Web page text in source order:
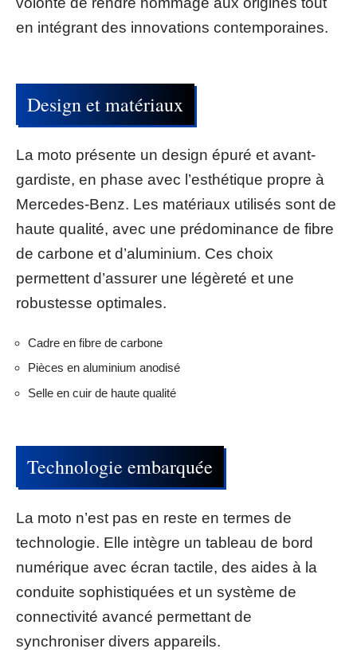
en intégrant des innovations contemporaines.
Design et matériaux
La moto présente un design épuré et avant-
gardiste, en phase avec l’esthétique propre à
Mercedes-Benz. Les matériaux utilisés sont de
haute qualité, avec une prédominance de fibre
de carbone et d’aluminium. Ces choix
permettent d’assurer une légèreté et une
robustesse optimales.
Cadre en fibre de carbone
Pièces en aluminium anodisé
Selle en cuir de haute qualité
Technologie embarquée
La moto n’est pas en reste en termes de
technologie. Elle intègre un tableau de bord
numérique avec écran tactile, des aides à la
conduite sophistiquées et un système de
connectivité avancé permettant de
synchroniser divers appareils.